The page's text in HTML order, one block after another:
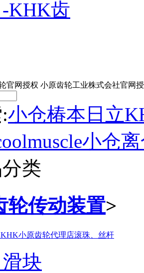
小仓椿本 日立
小仓
类
轮传动装置>
KHK小原齿轮代理店滚珠、丝杆
块